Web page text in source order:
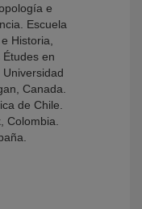
e
Escuela
Historia,
en
Canada.
de Chile.
Colombia.